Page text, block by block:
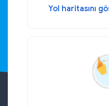
Yol haritasını